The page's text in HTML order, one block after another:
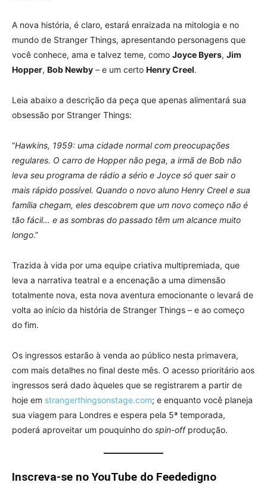
A nova história, é claro, estará enraizada na mitologia e no
mundo de Stranger Things, apresentando personagens que
você conhece, ama e talvez teme, como Joyce Byers, Jim
Hopper, Bob Newby – e um certo Henry Creel.
Leia abaixo a descrição da peça que apenas alimentará sua
obsessão por Stranger Things:
“Hawkins, 1959: uma cidade normal com preocupações
regulares. O carro de Hopper não pega, a irmã de Bob não
leva seu programa de rádio a sério e Joyce só quer sair o
mais rápido possível. Quando o novo aluno Henry Creel e sua
família chegam, eles descobrem que um novo começo não é
tão fácil… e as sombras do passado têm um alcance muito
longo.”
Trazida à vida por uma equipe criativa multipremiada, que
leva a narrativa teatral e a encenação a uma dimensão
totalmente nova, esta nova aventura emocionante o levará de
volta ao início da história de Stranger Things – e ao começo
do fim.
Os ingressos estarão à venda ao público nesta primavera,
com mais detalhes no final deste mês. O acesso prioritário aos
ingressos será dado àqueles que se registrarem a partir de
hoje em strangerthingsonstage.com; e enquanto você planeja
sua viagem para Londres e espera pela 5ª temporada,
poderá aproveitar um pouquinho do spin-offprodução.
Inscreva-se no YouTube do Feededigno